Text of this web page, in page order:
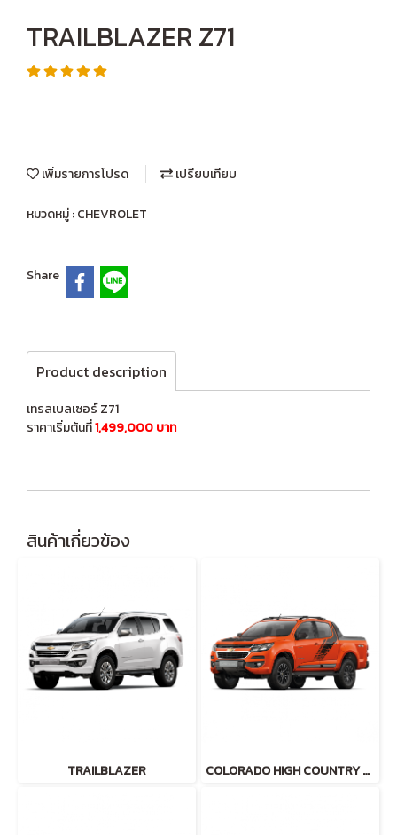
TRAILBLAZER Z71
เพิ่มรายการโปรด เปรียบเทียบ
หมวดหมู่ :CHEVROLET
Share
Product description
เทรลเบลเซอร์ Z71
ราคาเริ่มต้นที่1,499,000 บาท
สินค้าเกี่ยวข้อง
TRAILBLAZER COLORADO HIGH COUNTRY STORM